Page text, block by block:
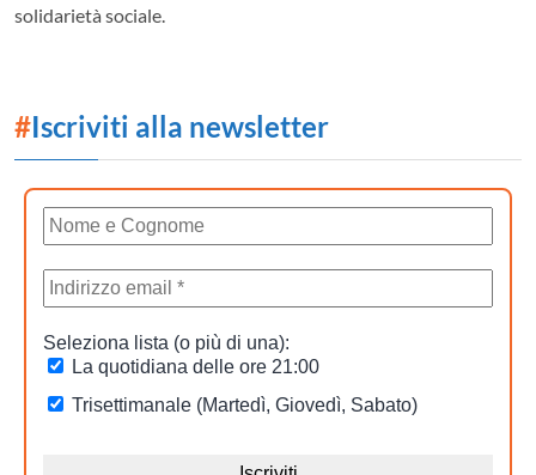
solidarietà sociale.
#Iscriviti alla newsletter